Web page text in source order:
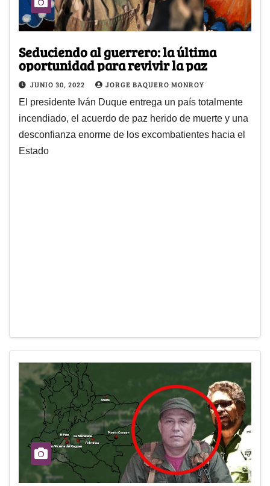
Seduciendo al guerrero: la última
oportunidad para revivir la paz
JUNIO 30, 2022 JORGE BAQUERO MONROY
El presidente Iván Duque entrega un país totalmente
incendiado, el acuerdo de paz herido de muerte y una
desconfianza enorme de los excombatientes hacia el
Estado